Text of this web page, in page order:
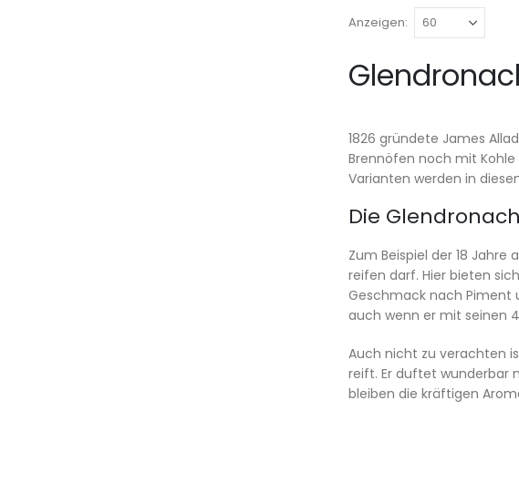
Anzeigen
1826 gründete James
Brennöfen noch mit
Varianten werden in
Die
Zum Beispiel der 18
reifen darf. Hier bieten
Geschmack nach Piment
auch wenn er mit seinen
Auch nicht zu verachten
reift. Er duftet wunderbar
bleiben die kräftigen